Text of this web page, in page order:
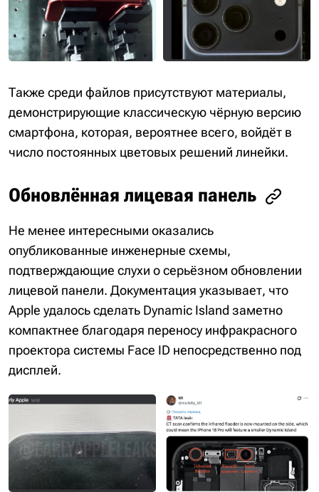
Также среди файлов присутствуют материалы,
демонстрирующие классическую чёрную версию
смартфона, которая, вероятнее всего, войдёт в
число постоянных цветовых решений линейки.
Обновлённая лицевая панель
Не менее интересными оказались
опубликованные инженерные схемы,
подтверждающие слухи о серьёзном обновлении
лицевой панели. Документация указывает, что
Apple удалось сделать Dynamic Island заметно
компактнее благодаря переносу инфракрасного
проектора системы Face ID непосредственно под
дисплей.